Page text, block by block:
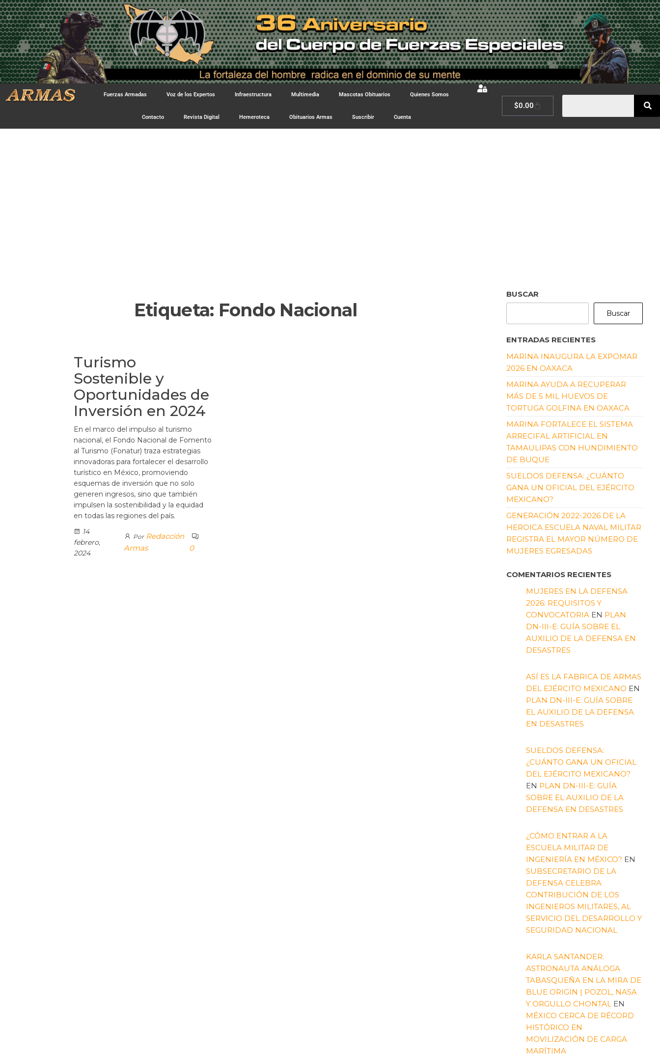
Fuerzas Armadas Voz de los Expertos Infraestructura Multimedia Mascotas Obituarios Quienes Somos
Contacto Revista Digital Hemeroteca Obituarios Armas Suscribir Cuenta
$0.00
Etiqueta: Fondo Nacional
Turismo
Sostenible y
Oportunidades de
Inversión en 2024
En el marco del impulso al turismo
nacional, el Fondo Nacional de Fomento
al Turismo (Fonatur) traza estrategias
innovadoras para fortalecer el desarrollo
turístico en México, promoviendo
esquemas de inversión que no solo
generen ingresos, sino que también
impulsen la sostenibilidad y la equidad
en todas las regiones del país.
14
febrero,
2024
Por Redacción
Armas
0
BUSCAR
Buscar
ENTRADAS RECIENTES
MARINA INAUGURA LA EXPOMAR
2026 EN OAXACA
MARINA AYUDA A RECUPERAR
MÁS DE 5 MIL HUEVOS DE
TORTUGA GOLFINA EN OAXACA
MARINA FORTALECE EL SISTEMA
ARRECIFAL ARTIFICIAL EN
TAMAULIPAS CON HUNDIMIENTO
DE BUQUE
SUELDOS DEFENSA: ¿CUÁNTO
GANA UN OFICIAL DEL EJÉRCITO
MEXICANO?
GENERACIÓN 2022-2026 DE LA
HEROICA ESCUELA NAVAL MILITAR
REGISTRA EL MAYOR NÚMERO DE
MUJERES EGRESADAS
COMENTARIOS RECIENTES
MUJERES EN LA DEFENSA
2026: REQUISITOS Y
CONVOCATORIA EN PLAN
DN-III-E: GUÍA SOBRE EL
AUXILIO DE LA DEFENSA EN
DESASTRES
ASÍ ES LA FABRICA DE ARMAS
DEL EJÉRCITO MEXICANO EN
PLAN DN-III-E: GUÍA SOBRE
EL AUXILIO DE LA DEFENSA
EN DESASTRES
SUELDOS DEFENSA:
¿CUÁNTO GANA UN OFICIAL
DEL EJÉRCITO MEXICANO?
EN PLAN DN-III-E: GUÍA
SOBRE EL AUXILIO DE LA
DEFENSA EN DESASTRES
¿CÓMO ENTRAR A LA
ESCUELA MILITAR DE
INGENIERÍA EN MÉXICO? EN
SUBSECRETARIO DE LA
DEFENSA CELEBRA
CONTRIBUCIÓN DE LOS
INGENIEROS MILITARES, AL
SERVICIO DEL DESARROLLO Y
SEGURIDAD NACIONAL
KARLA SANTANDER:
ASTRONAUTA ANÁLOGA
TABASQUEÑA EN LA MIRA DE
BLUE ORIGIN | POZOL, NASA
Y ORGULLO CHONTAL EN
MÉXICO CERCA DE RÉCORD
HISTÓRICO EN
MOVILIZACIÓN DE CARGA
MARÍTIMA